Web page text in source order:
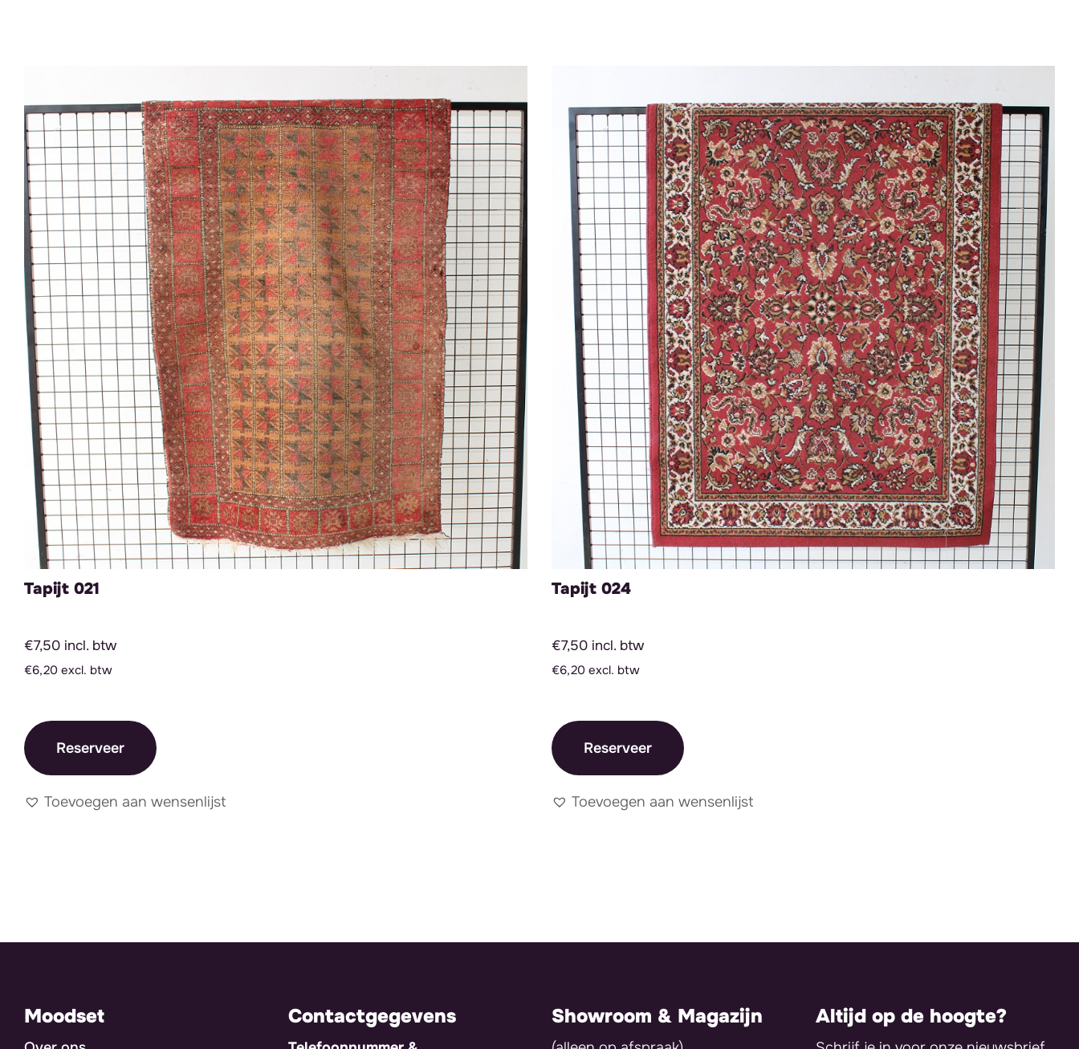
Tapijt 021
€7,50 incl. btw
€6,20 excl. btw
Reserveer
Toevoegen aan wensenlijst
Tapijt 024
€7,50 incl. btw
€6,20 excl. btw
Reserveer
Toevoegen aan wensenlijst
Moodset Contactgegevens Showroom & Magazijn Altijd op de hoogte?